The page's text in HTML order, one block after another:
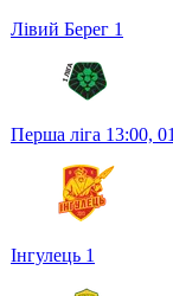
Лівий Берег 1
Перша ліга 13:00,
Інгулець 1